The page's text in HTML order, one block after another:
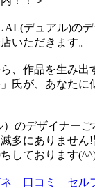
デュアル)の
いただきます。
、作品を生み出
氏が、あなたに
のデザイナー
多にありません!
しております